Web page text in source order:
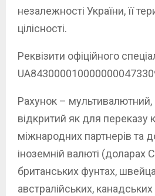
незалежності України, її
цілісності.
Реквізити офіційного
Рахунок – мультивалютний,
відкритий як для переказу
міжнародних партнерів та
іноземній валюті (доларах
британських фунтах,
австралійських,